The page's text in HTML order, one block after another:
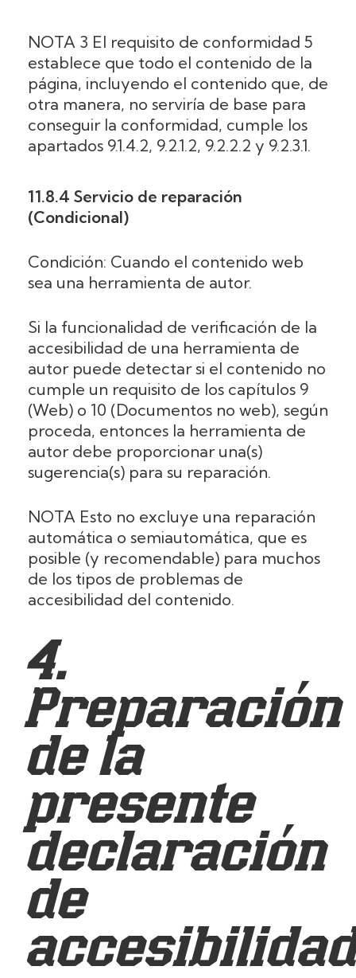
NOTA 3 El requisito de conformidad 5
establece que todo el contenido de la
página, incluyendo el contenido que, de
otra manera, no serviría de base para
conseguir la conformidad, cumple los
apartados 9.1.4.2, 9.2.1.2, 9.2.2.2 y 9.2.3.1.
11.8.4 Servicio de reparación
(Condicional)
Condición: Cuando el contenido web
sea una herramienta de autor.
Si la funcionalidad de verificación de la
accesibilidad de una herramienta de
autor puede detectar si el contenido no
cumple un requisito de los capítulos 9
(Web) o 10 (Documentos no web), según
proceda, entonces la herramienta de
autor debe proporcionar una(s)
sugerencia(s) para su reparación.
NOTA Esto no excluye una reparación
automática o semiautomática, que es
posible (y recomendable) para muchos
de los tipos de problemas de
accesibilidad del contenido.
4.
Preparación
de la
presente
declaración
de